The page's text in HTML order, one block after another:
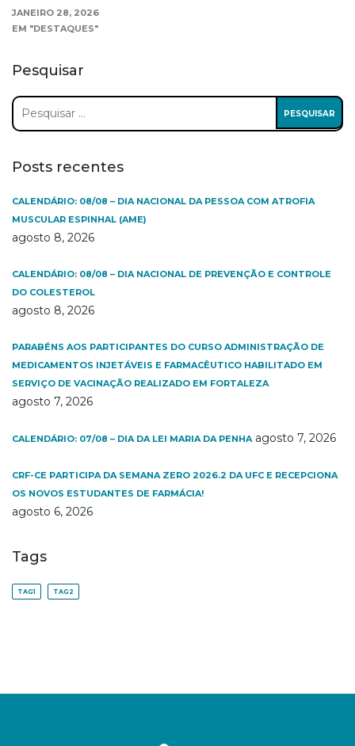
JANEIRO 28, 2026
EM "DESTAQUES"
Pesquisar
Pesquisar
por:
Posts recentes
CALENDÁRIO: 08/08 – DIA NACIONAL DA PESSOA COM ATROFIA
MUSCULAR ESPINHAL (AME)
agosto 8, 2026
CALENDÁRIO: 08/08 – DIA NACIONAL DE PREVENÇÃO E CONTROLE
DO COLESTEROL
agosto 8, 2026
PARABÉNS AOS PARTICIPANTES DO CURSO ADMINISTRAÇÃO DE
MEDICAMENTOS INJETÁVEIS E FARMACÊUTICO HABILITADO EM
SERVIÇO DE VACINAÇÃO REALIZADO EM FORTALEZA
agosto 7, 2026
CALENDÁRIO: 07/08 – DIA DA LEI MARIA DA PENHA agosto 7, 2026
CRF-CE PARTICIPA DA SEMANA ZERO 2026.2 DA UFC E RECEPCIONA
OS NOVOS ESTUDANTES DE FARMÁCIA!
agosto 6, 2026
Tags
TAG1 TAG2